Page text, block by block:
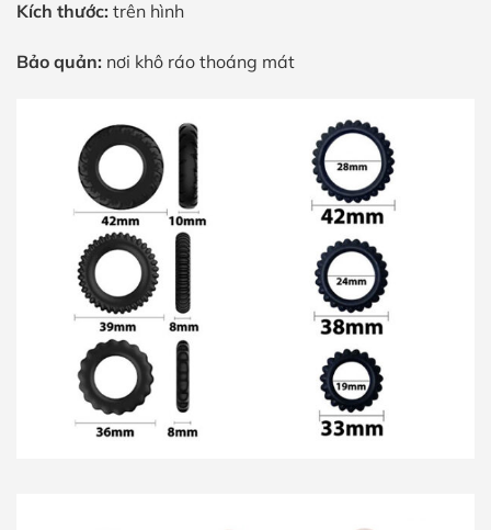
Kích thước: trên hình
Bảo quản: nơi khô ráo thoáng mát